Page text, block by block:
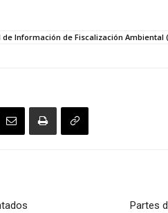
Información de Fiscalización Ambiental
Partes